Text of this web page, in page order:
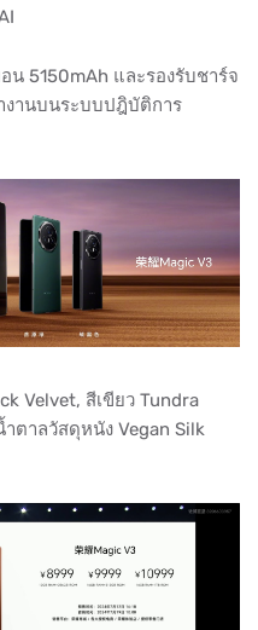
5150mAh และรองรับชาร์จ
งานบนระบบปฎิบัติการ
Velvet, สีเขียว Tundra
ตาลวัสดุหนัง Vegan Silk